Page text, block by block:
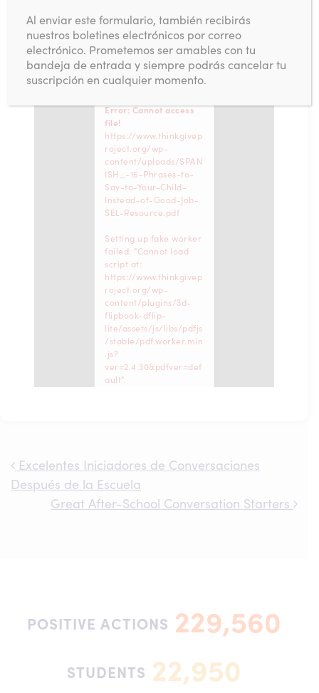
Error: Cannot access
file!
https://www.thinkgivep
roject.org/wp-
content/uploads/SPAN
ISH_-15-Phrases-to-
Say-to-Your-Child-
Instead-of-Good-Job-
SEL-Resource.pdf
Setting up fake worker
failed: "Cannot load
script at:
https://www.thinkgivep
roject.org/wp-
content/plugins/3d-
flipbook-dflip-
lite/assets/js/libs/pdfjs
/stable/pdf.worker.min
.js?
ver=2.4.30&pdfver=def
ault".
Post navigation
Excelentes Iniciadores de Conversaciones
Después de la Escuela
Great After-School Conversation Starters
POSITIVE ACTIONS 229,560
STUDENTS 22,950
Al enviar este formulario, también recibirás
nuestros boletines electrónicos por correo
electrónico. Prometemos ser amables con tu
bandeja de entrada y siempre podrás cancelar tu
suscripción en cualquier momento.